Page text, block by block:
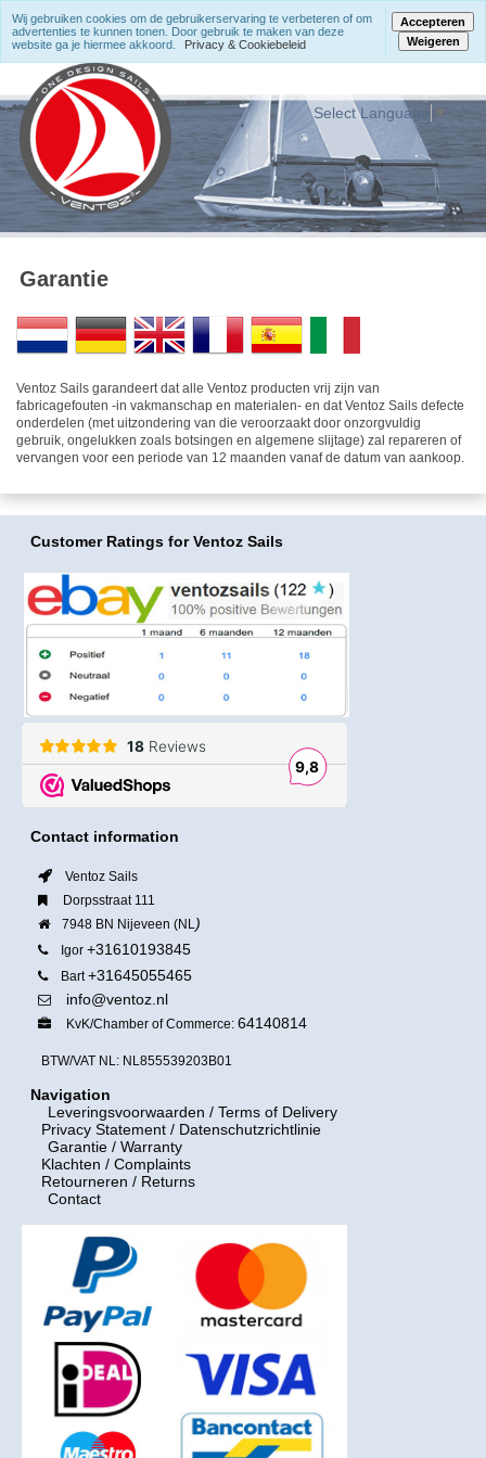
Select Language ▼
Garantie
Ventoz Sails garandeert dat alle Ventoz producten vrij zijn van
fabricagefouten -in vakmanschap en materialen- en dat Ventoz Sails defecte
onderdelen (met uitzondering van die veroorzaakt door onzorgvuldig
gebruik, ongelukken zoals botsingen en algemene slijtage) zal repareren of
vervangen voor een periode van 12 maanden vanaf de datum van aankoop.
Customer Ratings for Ventoz Sails
Contact information
Ventoz Sails
Dorpsstraat 111
7948 BN Nijeveen (NL )
Igor +31610193845
Bart+31645055465
info@ventoz.nl
KvK/Chamber of Commerce: 64140814
BTW/VAT NL: NL855539203B01
Navigation
Leveringsvoorwaarden / Terms of Delivery
Privacy Statement / Datenschutzrichtlinie
Garantie / Warranty
Klachten / Complaints
Retourneren / Returns
Contact
Wij gebruiken cookies om de gebruikerservaring te verbeteren of om
advertenties te kunnen tonen. Door gebruik te maken van deze
website ga je hiermee akkoord.
Privacy & Cookiebeleid
Accepteren
Weigeren